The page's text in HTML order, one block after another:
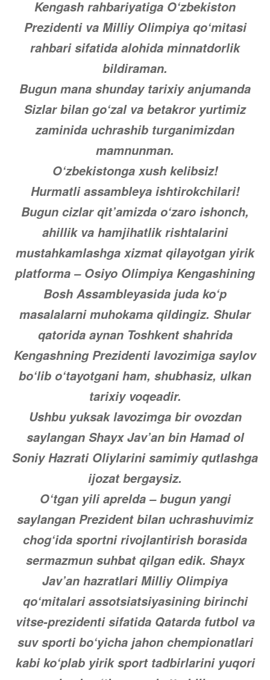
Kengash rahbariyatiga O‘zbekiston
Prezidenti va Milliy Olimpiya qo‘mitasi
rahbari sifatida alohida minnatdorlik
bildiraman.
Bugun mana shunday tarixiy anjumanda
Sizlar bilan go‘zal va betakror yurtimiz
zaminida uchrashib turganimizdan
mamnunman.
O‘zbekistonga xush kelibsiz!
Hurmatli assambleya ishtirokchilari!
Bugun cizlar qit’amizda o‘zaro ishonch,
ahillik va hamjihatlik rishtalarini
mustahkamlashga xizmat qilayotgan yirik
platforma – Osiyo Olimpiya Kengashining
Bosh Assambleyasida juda ko‘p
masalalarni muhokama qildingiz. Shular
qatorida aynan Toshkent shahrida
Kengashning Prezidenti lavozimiga saylov
bo‘lib o‘tayotgani ham, shubhasiz, ulkan
tarixiy voqeadir.
Ushbu yuksak lavozimga bir ovozdan
saylangan Shayx Jav’an bin Hamad ol
Soniy Hazrati Oliylarini samimiy qutlashga
ijozat bergaysiz.
O‘tgan yili aprelda – bugun yangi
saylangan Prezident bilan uchrashuvimiz
chog‘ida sportni rivojlantirish borasida
sermazmun suhbat qilgan edik. Shayx
Jav’an hazratlari Milliy Olimpiya
qo‘mitalari assotsiatsiyasining birinchi
vitse-prezidenti sifatida Qatarda futbol va
suv sporti bo‘yicha jahon chempionatlari
kabi ko‘plab yirik sport tadbirlarini yuqori